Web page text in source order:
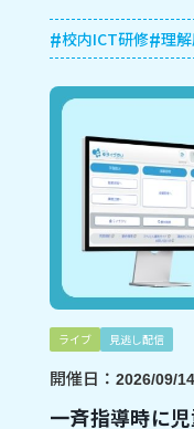
たい先生におすす
校内ICT研修 理
ライブ 見逃し配信
開催日： 2026/09/
一斉指導時に